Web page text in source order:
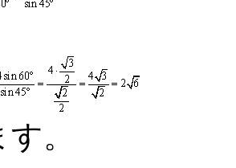
。